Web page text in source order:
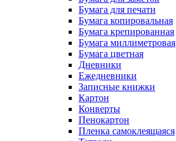
Бумага для печати
Бумага копировальная
Бумага крепированная
Бумага миллиметровая
Бумага цветная
Дневники
Ежедневники
Записные книжки
Картон
Конверты
Пенокартон
Пленка самоклеящаяся